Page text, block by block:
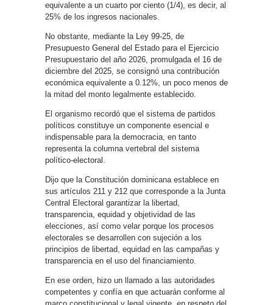
equivalente a un cuarto por ciento (1/4), es decir, al
25% de los ingresos nacionales.
No obstante, mediante la Ley 99-25, de
Presupuesto General del Estado para el Ejercicio
Presupuestario del año 2026, promulgada el 16 de
diciembre del 2025, se consignó una contribución
económica equivalente a 0.12%, un poco menos de
la mitad del monto legalmente establecido.
El organismo recordó que el sistema de partidos
políticos constituye un componente esencial e
indispensable para la democracia, en tanto
representa la columna vertebral del sistema
político-electoral.
Dijo que la Constitución dominicana establece en
sus artículos 211 y 212 que corresponde a la Junta
Central Electoral garantizar la libertad,
transparencia, equidad y objetividad de las
elecciones, así como velar porque los procesos
electorales se desarrollen con sujeción a los
principios de libertad, equidad en las campañas y
transparencia en el uso del financiamiento.
En ese orden, hizo un llamado a las autoridades
competentes y confía en que actuarán conforme al